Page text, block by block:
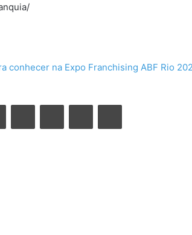
conhecer na Expo Franchising ABF Rio
PinterestReddit VK Compartilhar via e-mail Imprimir